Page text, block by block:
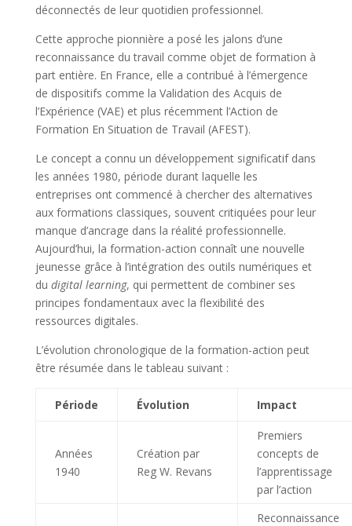
déconnectés de leur quotidien professionnel.
Cette approche pionnière a posé les jalons d’une
reconnaissance du travail comme objet de formation à
part entière. En France, elle a contribué à l’émergence
de dispositifs comme la Validation des Acquis de
l’Expérience (VAE) et plus récemment l’Action de
Formation En Situation de Travail (AFEST).
Le concept a connu un développement significatif dans
les années 1980, période durant laquelle les
entreprises ont commencé à chercher des alternatives
aux formations classiques, souvent critiquées pour leur
manque d’ancrage dans la réalité professionnelle.
Aujourd’hui, la formation-action connaît une nouvelle
jeunesse grâce à l’intégration des outils numériques et
du digital learning, qui permettent de combiner ses
principes fondamentaux avec la flexibilité des
ressources digitales.
L’évolution chronologique de la formation-action peut
être résumée dans le tableau suivant :
Période Évolution Impact
Années
1940
Création par
Reg W. Revans
Premiers
concepts de
l’apprentissage
par l’action
Reconnaissance